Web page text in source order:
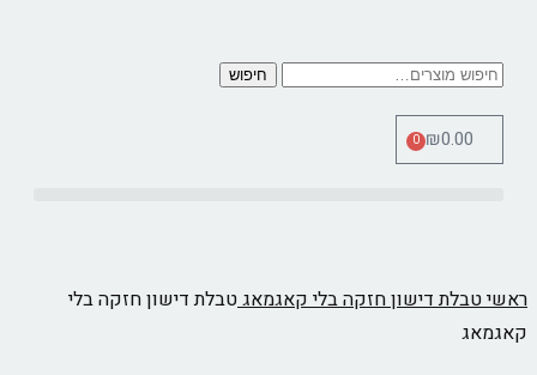
חיפוש
₪0.00
0
ראשיטבלת דישון חזקה בלי קאגמאגטבלת דישון חזקה בלי
קאגמאג